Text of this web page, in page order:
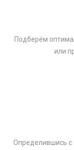
Подберём
или
Определившись с